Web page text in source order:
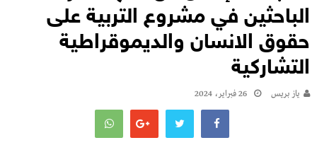
الباحثين في مشروع التربية على
حقوق الانسان والديموقراطية
التشاركية
يـاز بريـس 26 فبراير، 2024